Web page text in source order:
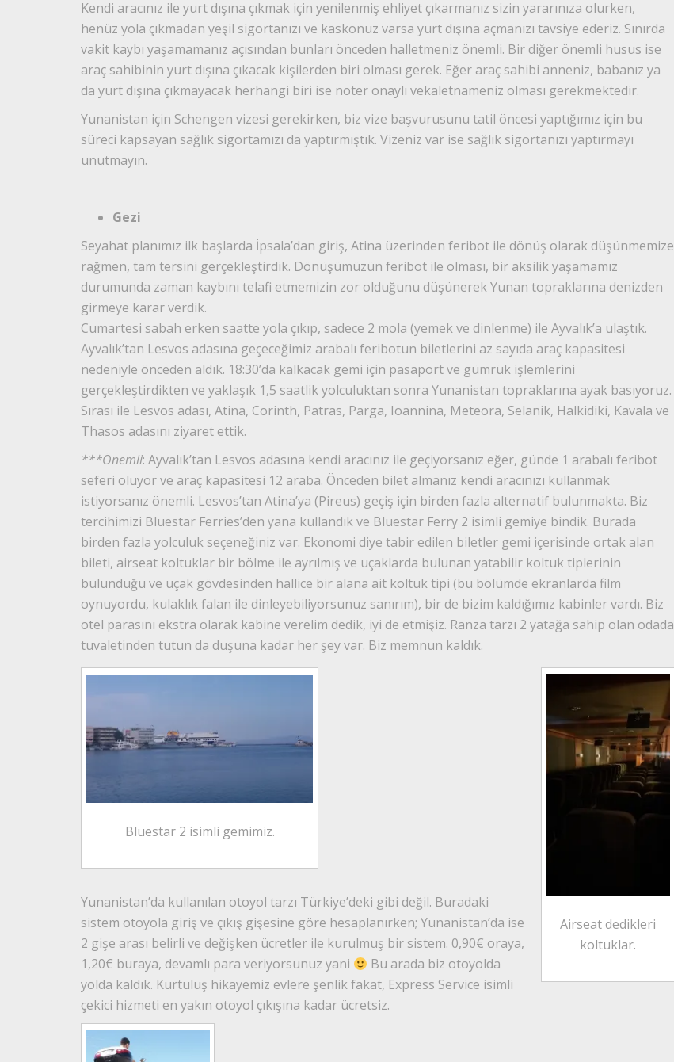
Kendi aracınız ile yurt dışına çıkmak için yenilenmiş ehliyet çıkarmanız sizin yararınıza olurken,
henüz yola çıkmadan yeşil sigortanızı ve kaskonuz varsa yurt dışına açmanızı tavsiye ederiz. Sınırda
vakit kaybı yaşamamanız açısından bunları önceden halletmeniz önemli. Bir diğer önemli husus ise
araç sahibinin yurt dışına çıkacak kişilerden biri olması gerek. Eğer araç sahibi anneniz, babanız ya
da yurt dışına çıkmayacak herhangi biri ise noter onaylı vekaletnameniz olması gerekmektedir.
Yunanistan için Schengen vizesi gerekirken, biz vize başvurusunu tatil öncesi yaptığımız için bu
süreci kapsayan sağlık sigortamızı da yaptırmıştık. Vizeniz var ise sağlık sigortanızı yaptırmayı
unutmayın.
Gezi
Seyahat planımız ilk başlarda İpsala’dan giriş, Atina üzerinden feribot ile dönüş olarak düşünmemize
rağmen, tam tersini gerçekleştirdik. Dönüşümüzün feribot ile olması, bir aksilik yaşamamız
durumunda zaman kaybını telafi etmemizin zor olduğunu düşünerek Yunan topraklarına denizden
girmeye karar verdik.
Cumartesi sabah erken saatte yola çıkıp, sadece 2 mola (yemek ve dinlenme) ile Ayvalık’a ulaştık.
Ayvalık’tan Lesvos adasına geçeceğimiz arabalı feribotun biletlerini az sayıda araç kapasitesi
nedeniyle önceden aldık. 18:30’da kalkacak gemi için pasaport ve gümrük işlemlerini
gerçekleştirdikten ve yaklaşık 1,5 saatlik yolculuktan sonra Yunanistan topraklarına ayak basıyoruz.
Sırası ile Lesvos adası, Atina, Corinth, Patras, Parga, Ioannina, Meteora, Selanik, Halkidiki, Kavala ve
Thasos adasını ziyaret ettik.
***Önemli: Ayvalık’tan Lesvos adasına kendi aracınız ile geçiyorsanız eğer, günde 1 arabalı feribot
seferi oluyor ve araç kapasitesi 12 araba. Önceden bilet almanız kendi aracınızı kullanmak
istiyorsanız önemli. Lesvos’tan Atina’ya (Pireus) geçiş için birden fazla alternatif bulunmakta. Biz
tercihimizi Bluestar Ferries’den yana kullandık ve Bluestar Ferry 2 isimli gemiye bindik. Burada
birden fazla yolculuk seçeneğiniz var. Ekonomi diye tabir edilen biletler gemi içerisinde ortak alan
bileti, airseat koltuklar bir bölme ile ayrılmış ve uçaklarda bulunan yatabilir koltuk tiplerinin
bulunduğu ve uçak gövdesinden hallice bir alana ait koltuk tipi (bu bölümde ekranlarda film
oynuyordu, kulaklık falan ile dinleyebiliyorsunuz sanırım), bir de bizim kaldığımız kabinler vardı. Biz
otel parasını ekstra olarak kabine verelim dedik, iyi de etmişiz. Ranza tarzı 2 yatağa sahip olan odada
tuvaletinden tutun da duşuna kadar her şey var. Biz memnun kaldık.
Bluestar 2 isimli gemimiz.
Airseat dedikleri
koltuklar.
Yunanistan’da kullanılan otoyol tarzı Türkiye’deki gibi değil. Buradaki
sistem otoyola giriş ve çıkış gişesine göre hesaplanırken; Yunanistan’da ise
2 gişe arası belirli ve değişken ücretler ile kurulmuş bir sistem. 0,90€ oraya,
1,20€ buraya, devamlı para veriyorsunuz yani
Bu arada biz otoyolda
yolda kaldık. Kurtuluş hikayemiz evlere şenlik fakat, Express Service isimli
çekici hizmeti en yakın otoyol çıkışına kadar ücretsiz.